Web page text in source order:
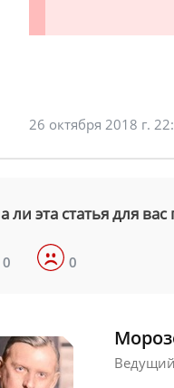
26 октября 2018 г.
ли эта статья для
0 0